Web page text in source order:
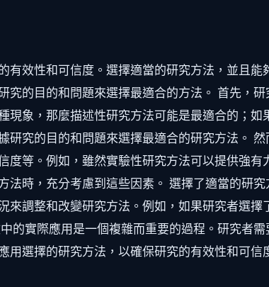
效性和可信度。選擇適當的研究方法，並且能
的目的和問題來選擇最適合的方法。 首先，
象，那麼描述性研究方法可能是最適合的；
究的目的和問題來選擇最適合的研究方法。
等。例如，雖然實驗性研究方法可以提供強
時，充分考慮到這些因素。 選擇了適當的研
調整和改變研究方法。例如，如果研究者選
的實際應用是一個複雜而重要的過程。研究者
選擇的研究方法，以確保研究的有效性和可信